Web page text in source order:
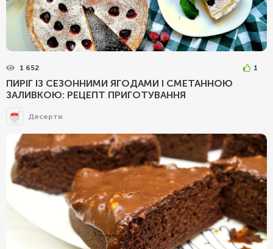
1 652 1
ПИРІГ ІЗ СЕЗОННИМИ ЯГОДАМИ І СМЕТАННОЮ
ЗАЛИВКОЮ: РЕЦЕПТ ПРИГОТУВАННЯ
Десерти